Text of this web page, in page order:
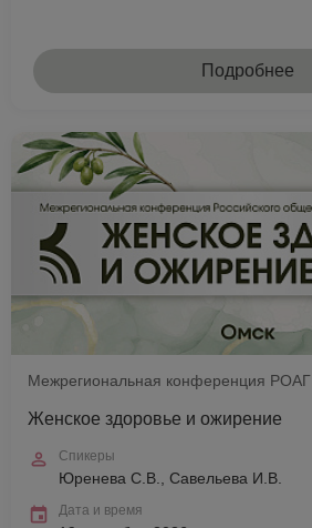
Подробнее
Межрегиональная конференция РОАГ
Женское здоровье и ожирение
Спикеры
Юренева С.В., Савельева И.В.
Дата и время